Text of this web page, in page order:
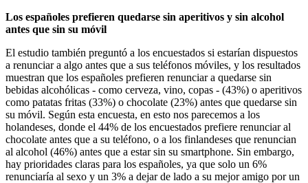
Los españoles prefieren quedarse sin aperitivos y sin alcohol
antes que sin su móvil
El estudio también preguntó a los encuestados si estarían dispuestos
a renunciar a algo antes que a sus teléfonos móviles, y los resultados
muestran que los españoles prefieren renunciar a quedarse sin
bebidas alcohólicas - como cerveza, vino, copas - (43%) o aperitivos
como patatas fritas (33%) o chocolate (23%) antes que quedarse sin
su móvil. Según esta encuesta, en esto nos parecemos a los
holandeses, donde el 44% de los encuestados prefiere renunciar al
chocolate antes que a su teléfono, o a los finlandeses que renuncian
al alcohol (46%) antes que a estar sin su smartphone. Sin embargo,
hay prioridades claras para los españoles, ya que solo un 6%
renunciaría al sexo y un 3% a dejar de lado a su mejor amigo por un